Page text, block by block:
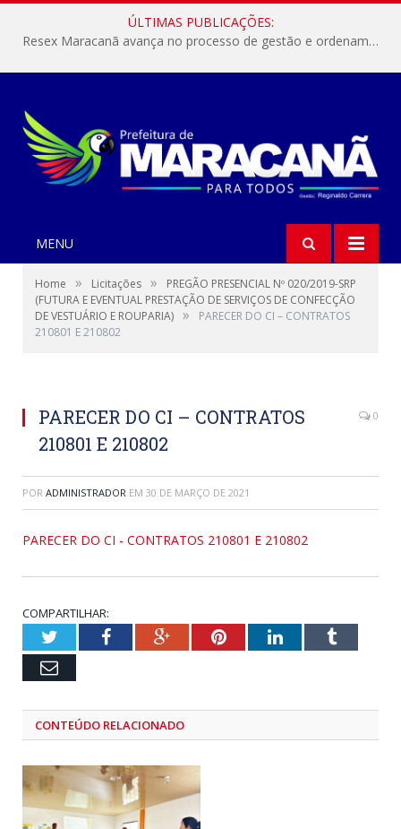
ÚLTIMAS PUBLICAÇÕES:
Resex Maracanã avança no processo de gestão e ordenamento do turismo em nossas áreas protegidas.
MENU
Home » Licitações »
PREGÃO PRESENCIAL Nº 020/2019-SRP
(FUTURA E EVENTUAL PRESTAÇÃO DE SERVIÇOS DE CONFECÇÃO
DE VESTUÁRIO E ROUPARIA) »
PARECER DO CI – CONTRATOS
210801 E 210802
PARECER DO CI – CONTRATOS
210801 E 210802
0
POR ADMINISTRADOR EM 30 DE MARÇO DE 2021
PARECER DO CI - CONTRATOS 210801 E 210802
COMPARTILHAR:
TwitterFacebookGoogle+PinterestLinkedInTumblr
Email
CONTEÚDO RELACIONADO